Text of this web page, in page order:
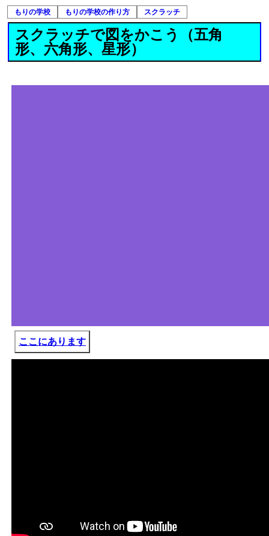
もりの学校 もりの学校の作り方 スクラッチ
スクラッチで図をかこう（五角
形、六角形、星形）
ここにあります